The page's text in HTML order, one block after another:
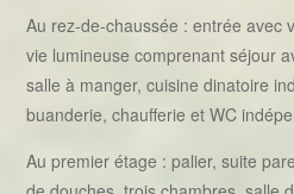
Au rez-de-chaussée : entrée avec
vie lumineuse comprenant séjour
salle à manger, cuisine dinatoire
buanderie, chaufferie et WC
Au premier étage : palier, suite